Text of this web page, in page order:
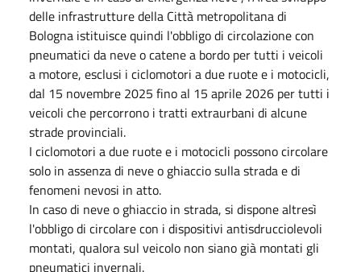
delle infrastrutture della Città metropolitana di
Bologna istituisce quindi l'obbligo di circolazione con
pneumatici da neve o catene a bordo per tutti i veicoli
a motore, esclusi i ciclomotori a due ruote e i motocicli,
dal 15 novembre 2025 fino al 15 aprile 2026 per tutti i
veicoli che percorrono i tratti extraurbani di alcune
strade provinciali.
I ciclomotori a due ruote e i motocicli possono circolare
solo in assenza di neve o ghiaccio sulla strada e di
fenomeni nevosi in atto.
In caso di neve o ghiaccio in strada, si dispone altresì
l'obbligo di circolare con i dispositivi antisdrucciolevoli
montati, qualora sul veicolo non siano già montati gli
pneumatici invernali.